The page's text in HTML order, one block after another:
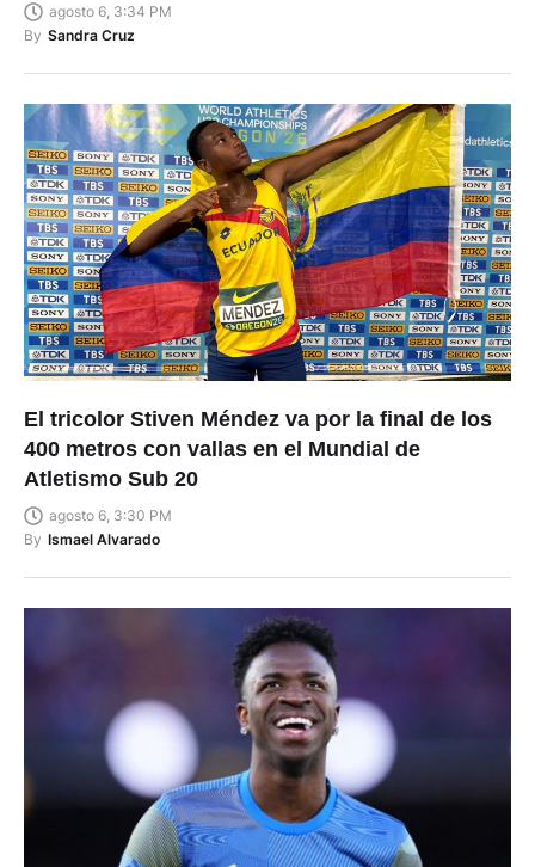
agosto 6, 3:34 PM
By Sandra Cruz
El tricolor Stiven Méndez va por la final de los
400 metros con vallas en el Mundial de
Atletismo Sub 20
agosto 6, 3:30 PM
By Ismael Alvarado